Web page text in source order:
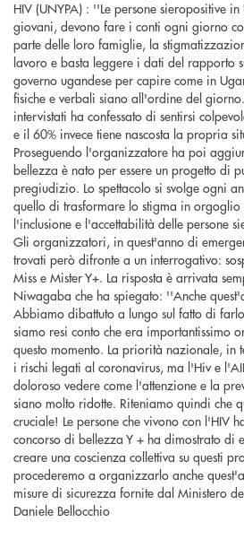
HIV (UNYPA) : ''Le persone sieropositive
giovani, devono fare i conti ogni giorno
parte delle loro famiglie, la
lavoro e basta leggere i dati del rapporto
governo ugandese per capire come in
fisiche e verbali siano all'ordine del
intervistati ha confessato di sentirsi
e il 60% invece tiene nascosta la propria
Proseguendo l'organizzatore ha poi
bellezza è nato per essere un progetto di
pregiudizio. Lo spettacolo si svolge ogni
quello di trasformare lo stigma in orgoglio
l'inclusione e l'accettabilità delle persone
Gli organizzatori, in quest'anno di
trovati però difronte a un interrogativo:
Miss e Mister Y+. La risposta è arrivata
Niwagaba che ha spiegato: ''Anche
Abbiamo dibattuto a lungo sul fatto di
siamo resi conto che era importantissimo
questo momento. La priorità nazionale, in
i rischi legati al coronavirus, ma l'Hiv e
doloroso vedere come l'attenzione e la
siano molto ridotte. Riteniamo quindi che
cruciale! Le persone che vivono con l'HIV
concorso di bellezza Y + ha dimostrato di
creare una coscienza collettiva su questi
procederemo a organizzarlo anche
misure di sicurezza fornite dal Ministero
Daniele Bellocchio